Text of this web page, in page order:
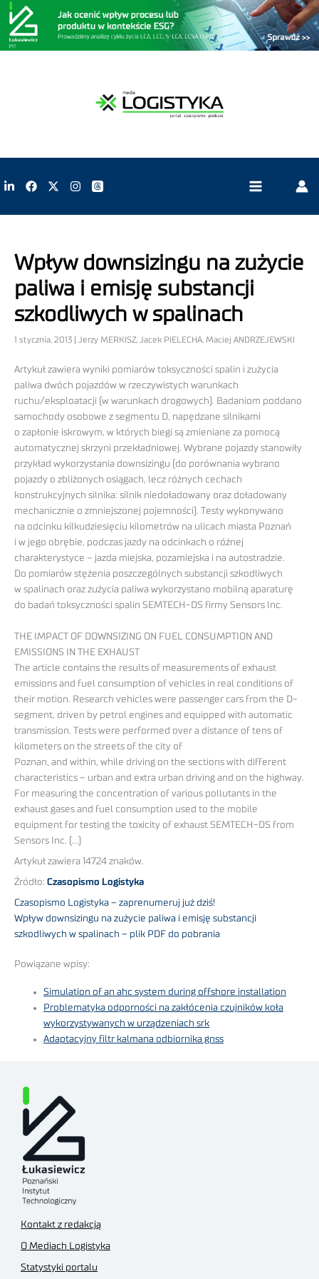
Wpływ downsizingu na zużycie
paliwa i emisję substancji
szkodliwych w spalinach
1 stycznia, 2013 | Jerzy MERKISZ, Jacek PIELECHA, Maciej ANDRZEJEWSKI
Artykuł zawiera wyniki pomiarów toksyczności spalin i zużycia
paliwa dwóch pojazdów w rzeczywistych warunkach
ruchu/eksploatacji (w warunkach drogowych). Badaniom poddano
samochody osobowe z segmentu D, napędzane silnikami
o zapłonie iskrowym, w których biegi są zmieniane za pomocą
automatycznej skrzyni przekładniowej. Wybrane pojazdy stanowiły
przykład wykorzystania downsizingu (do porównania wybrano
pojazdy o zbliżonych osiągach, lecz różnych cechach
konstrukcyjnych silnika: silnik niedoładowany oraz doładowany
mechanicznie o zmniejszonej pojemności). Testy wykonywano
na odcinku kilkudziesięciu kilometrów na ulicach miasta Poznań
i w jego obrębie, podczas jazdy na odcinkach o różnej
charakterystyce – jazda miejska, pozamiejska i na autostradzie.
Do pomiarów stężenia poszczególnych substancji szkodliwych
w spalinach oraz zużycia paliwa wykorzystano mobilną aparaturę
do badań toksyczności spalin SEMTECH-DS firmy Sensors Inc.
THE IMPACT OF DOWNSIZING ON FUEL CONSUMPTION AND
EMISSIONS IN THE EXHAUST
The article contains the results of measurements of exhaust
emissions and fuel consumption of vehicles in real conditions of
their motion. Research vehicles were passenger cars from the D-
segment, driven by petrol engines and equipped with automatic
transmission. Tests were performed over a distance of tens of
kilometers on the streets of the city of
Poznan, and within, while driving on the sections with different
characteristics – urban and extra urban driving and on the highway.
For measuring the concentration of various pollutants in the
exhaust gases and fuel consumption used to the mobile
equipment for testing the toxicity of exhaust SEMTECH-DS from
Sensors Inc. (…)
Artykuł zawiera 14724 znaków.
Źródło: Czasopismo Logistyka
Czasopismo Logistyka – zaprenumeruj już dziś!
Wpływ downsizingu na zużycie paliwa i emisję substancji
szkodliwych w spalinach – plik PDF do pobrania
Powiązane wpisy:
Simulation of an ahc system during offshore installation
Problematyka odporności na zakłócenia czujników koła
wykorzystywanych w urządzeniach srk
Adaptacyjny filtr kalmana odbiornika gnss
Kontakt z redakcją
O Mediach Logistyka
Statystyki portalu